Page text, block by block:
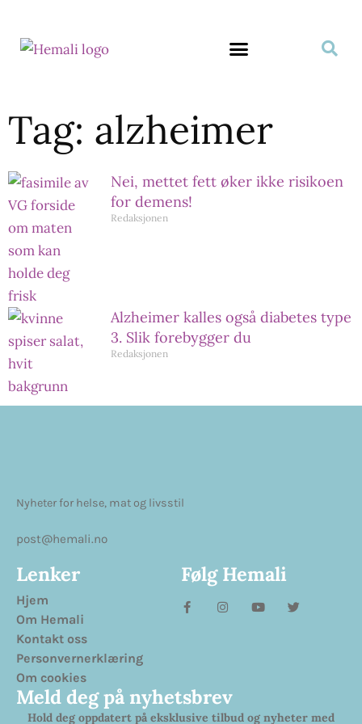
Tag: alzheimer
Nei, mettet fett øker ikke risikoen
for demens!
Redaksjonen
Alzheimer kalles også diabetes type
3. Slik forebygger du
Redaksjonen
Nyheter for helse, mat og livsstil
post@hemali.no
Lenker
Hjem
Om Hemali
Kontakt oss
Personvernerklæring
Om cookies
Følg Hemali
Meld deg på nyhetsbrev
Hold deg oppdatert på eksklusive tilbud og nyheter med